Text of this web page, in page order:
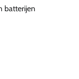
batterijen